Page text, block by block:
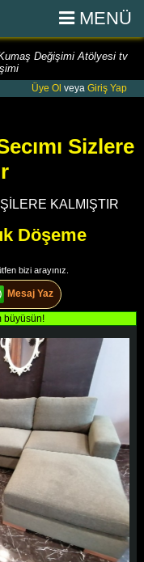
MENÜ
Değişimi Atölyesi tv
Üye Ol veya Giriş Yap
Sizlere
KALMIŞTIR
Döşeme
bizi arayınız.
Mesaj Yaz
büyüsün!